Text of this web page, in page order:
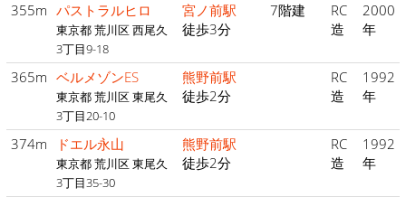
355m パストラルヒロ
東京都 荒川区 西尾久
3丁目9-18
宮ノ前駅
徒歩3分
7階建
RC
造
2000
年
365m ベルメゾンES
東京都 荒川区 東尾久
3丁目20-10
熊野前駅
徒歩2分
RC
造
1992
年
374m ドエル永山
東京都 荒川区 東尾久
3丁目35-30
熊野前駅
徒歩2分
RC
造
1992
年